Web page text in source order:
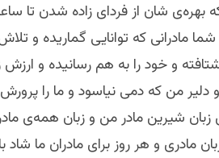
بهره‌ی شان از فردای زاده شدن تا
که توانایی گماریده و تلاش
و خود را به هم رسانیده و ارزش
دلیر من که دمی نیاسود و ما را
شیرین مادر من و زبان همه‌ی
مادری و هر روز برای مادران ما شاد